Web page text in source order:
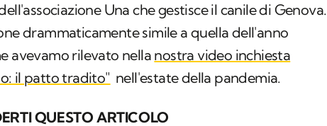
Una che gestisce il canile di Genova.
drammaticamente simile a quella dell'anno
avevamo rilevato nella nostra video inchiesta
il patto tradito" nell'estate della pandemia.
QUESTO ARTICOLO